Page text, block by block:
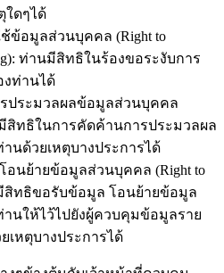
ใดๆได้
ข้อมูลส่วนบุคคล (Right to
ท่านมีสิทธิในร้องขอระงับการ
ท่านได้
ประมวลผลข้อมูลส่วนบุคคล
มีสิทธิในการคัดค้านการประมวลผล
ด้วยเหตุบางประการได้
นย้ายข้อมูลส่วนบุคคล (Right to
มีสิทธิขอรับข้อมูล โอนย้ายข้อมูล
นให้ไว้ไปยังผู้ควบคุมข้อมูลราย
เหตุบางประการได้